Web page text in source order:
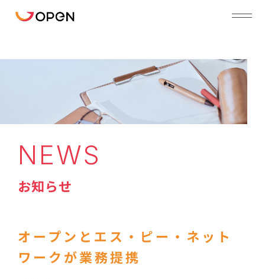
NEWS
お知らせ
オープンとエス・ピー・ネット
ワークが業務提携